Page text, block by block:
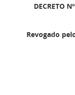
DECRETO
Revogado